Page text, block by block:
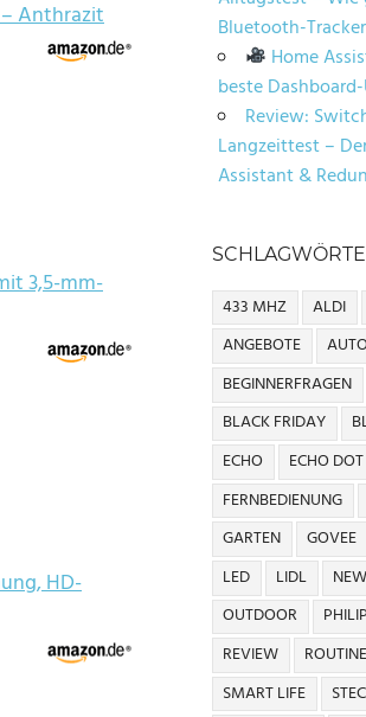
– Anthrazit
3,5-mm-
HD-
Bluetooth-
Home
beste
Review:
Langzeittest –
Assistant &
433 MHZ ALDI
ANGEBOTE
BEGINNERFRAGEN
BLACK FRIDAY
ECHO
ECHO DOT
FERNBEDIENUNG
GARTEN
GOVEE
LED
LIDL
OUTDOOR
REVIEW
ROUTINE
SMART LIFE